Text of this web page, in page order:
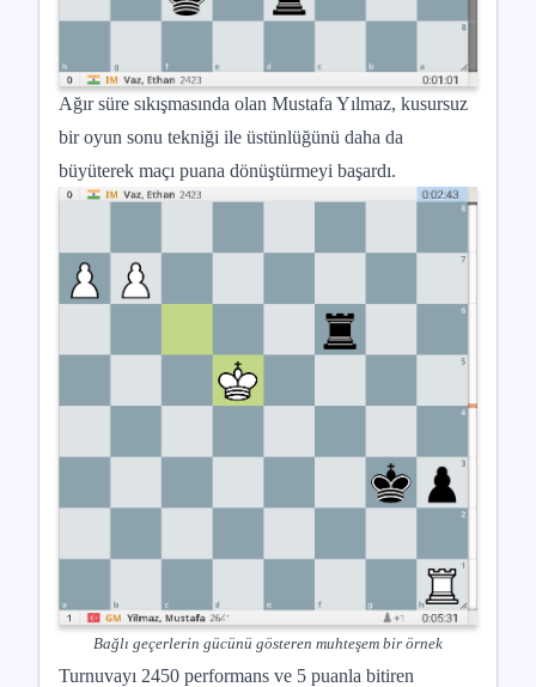
Ağır süre sıkışmasında olan Mustafa Yılmaz, kusursuz
bir oyun sonu tekniği ile üstünlüğünü daha da
büyüterek maçı puana dönüştürmeyi başardı.
Bağlı geçerlerin gücünü gösteren muhteşem bir örnek
Turnuvayı 2450 performans ve 5 puanla bitiren